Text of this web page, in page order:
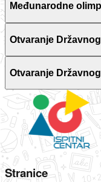
Međunarodne
Otvaranje
Otvaranje
Stranice